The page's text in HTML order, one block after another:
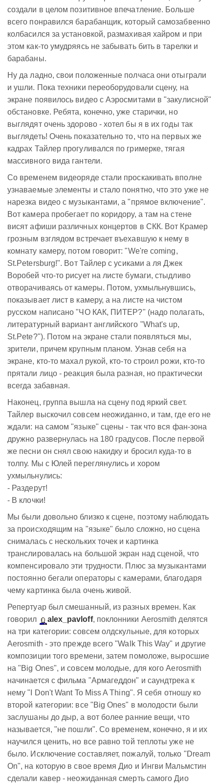
создали в целом позитивное впечатление. Больше
всего понравился барабанщик, который самозабвенно
колбасился за установкой, размахивая хайром и при
этом как-то умудряясь не забывать бить в тарелки и
барабаны.
Ну да ладно, свои положенные полчаса они отыграли
и ушли. Пока техники переоборудовали сцену, на
экране появилось видео с Аэросмитами в "закулисной"
обстановке. Ребята, конечно, уже старички, но
выглядят очень здорово - хотел бы я в их годы так
выглядеть! Очень показательно то, что на первых же
кадрах Тайлер прогуливался по гримерке, тягая
массивного вида гантели.
Со временем видеоряде стали проскакивать вполне
узнаваемые элементы и стало понятно, что это уже не
нарезка видео с музыкантами, а "прямое включение".
Вот камера пробегает по коридору, а там на стене
висят афиши различных концертов в СКК. Вот Крамер
грозным взглядом встречает въехавшую к нему в
комнату камеру, потом говорит: "We're coming,
St.Petersburg!". Вот Тайлер с усиками а ля Джек
Воробей что-то рисует на листе бумаги, стыдливо
отворачиваясь от камеры. Потом, ухмыльнувшись,
показывает лист в камеру, а на листе на чистом
русском написано "ЧО КАК, ПИТЕР?" (надо полагать,
литературный вариант английского "What's up,
St.Pete?"). Потом на экране стали появляться мы,
зрители, причем крупным планом. Узнав себя на
экране, кто-то махал рукой, кто-то строил рожи, кто-то
прятали лицо - реакция была разная, но практически
всегда забавная.
Наконец, группа вышла на сцену под яркий свет.
Тайлер выскочил совсем неожиданно, и там, где его не
ждали: на самом "языке" сцены - так что вся фан-зона
дружно развернулась на 180 градусов. После первой
же песни он снял свою накидку и бросил куда-то в
толпу. Мы с Юлей переглянулись и хором
ухмыльнулись:
- Раздерут!
- В клочки!
Мы были довольно близко к сцене, поэтому наблюдать
за происходящим на "языке" было сложно, но сцена
снималась с нескольких точек и картинка
транслировалась на большой экран над сценой, что
компенсировало эти трудности. Плюс за музыкантами
постоянно бегали операторы с камерами, благодаря
чему картинка была очень живой.
Репертуар был смешанный, из разных времен. Как
говорил
alex_pavloff, поклонники Aerosmith делятся
на три категории: совсем олдскульные, для которых
Aerosmith - это прежде всего "Walk This Way" и другие
композиции того времени, затем помоложе, выросшие
на "Big Ones", и совсем молодые, для кого Aerosmith
начинается с фильма "Армагеддон" и саундтрека к
нему "I Don't Want To Miss A Thing". Я себя отношу ко
второй категории: все "Big Ones" в молодости были
заслушаны до дыр, а вот более ранние вещи, что
называется, "не пошли". Со временем, конечно, я и их
научился ценить, но все равно той теплоты уже не
было. Исключение составляет, пожалуй, только "Dream
On", на которую в свое время Дио и Ингви Мальмстин
сделали кавер - неожиданная смерть самого Дио